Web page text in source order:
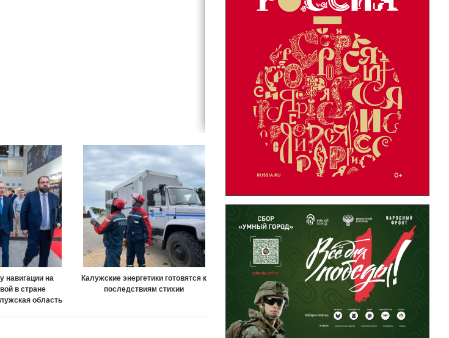
навигации на
в стране
область
Калужские энергетики готовятся к
последствиям стихии